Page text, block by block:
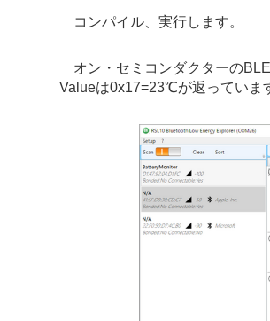
コンパイル、実行します。
オン・セミコンダクターの
Valueは0x17=23℃が返っていま